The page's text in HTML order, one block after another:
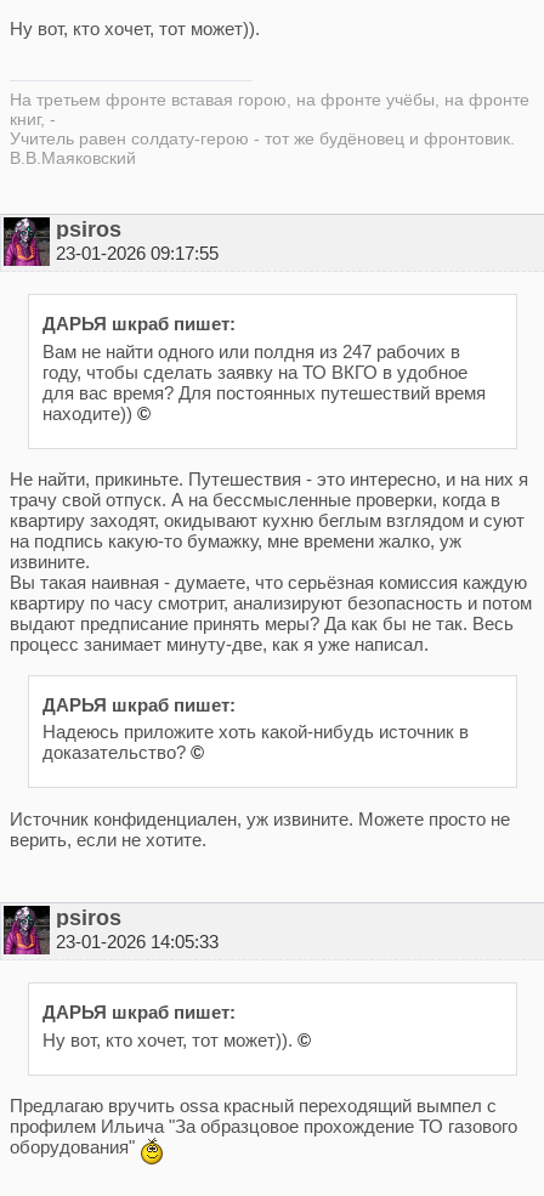
Ну вот, кто хочет, тот может)).
На третьем фронте вставая горою, на фронте учёбы, на фронте
книг, -
Учитель равен солдату-герою - тот же будёновец и фронтовик.
В.В.Маяковский
psiros
23-01-2026 09:17:55
ДАРЬЯ шкраб пишет:
Вам не найти одного или полдня из 247 рабочих в
году, чтобы сделать заявку на ТО ВКГО в удобное
для вас время? Для постоянных путешествий время
находите)) ©
Не найти, прикиньте. Путешествия - это интересно, и на них я
трачу свой отпуск. А на бессмысленные проверки, когда в
квартиру заходят, окидывают кухню беглым взглядом и суют
на подпись какую-то бумажку, мне времени жалко, уж
извините.
Вы такая наивная - думаете, что серьёзная комиссия каждую
квартиру по часу смотрит, анализируют безопасность и потом
выдают предписание принять меры? Да как бы не так. Весь
процесс занимает минуту-две, как я уже написал.
ДАРЬЯ шкраб пишет:
Надеюсь приложите хоть какой-нибудь источник в
доказательство? ©
Источник конфиденциален, уж извините. Можете просто не
верить, если не хотите.
psiros
23-01-2026 14:05:33
ДАРЬЯ шкраб пишет:
Ну вот, кто хочет, тот может)). ©
Предлагаю вручить ossa красный переходящий вымпел с
профилем Ильича "За образцовое прохождение ТО газового
оборудования"